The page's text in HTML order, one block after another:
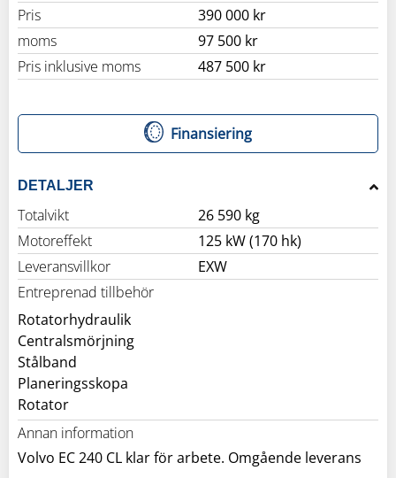
Pris
390 000 kr
moms
97 500 kr
Pris inklusive moms
487 500 kr
Finansiering
DETALJER
Totalvikt
26 590 kg
Motoreffekt
125 kW (170 hk)
Leveransvillkor
EXW
Entreprenad tillbehör
Rotatorhydraulik
Centralsmörjning
Stålband
Planeringsskopa
Rotator
Annan information
Volvo EC 240 CL klar för arbete. Omgående leverans